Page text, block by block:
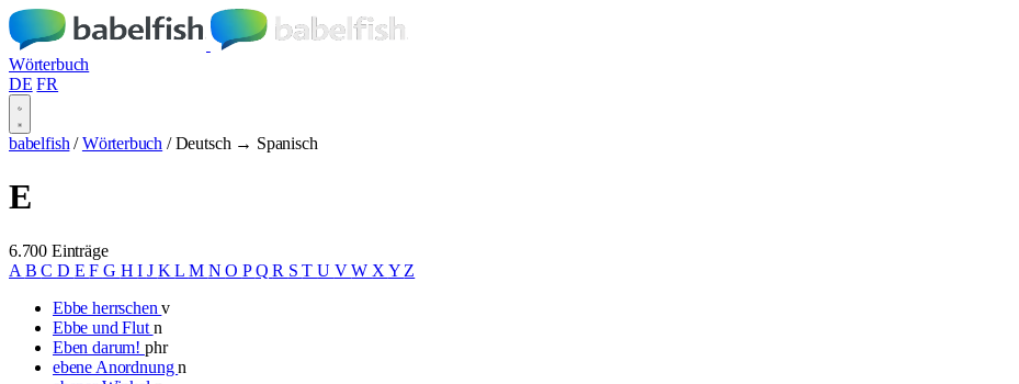
Wörterbuch
DE FR
babelfish / Wörterbuch / Deutsch → Spanisch
E
6.700 Einträge
A BC D EF G HI J KL M NO PQR STU VW X Y Z
Ebbe herrschenv
Ebbe und Flut n
Eben darum! phr
ebene Anordnungn